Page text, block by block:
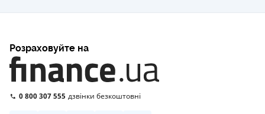
Розраховуйте на
0 800 307 555 дзвінки безкоштовні